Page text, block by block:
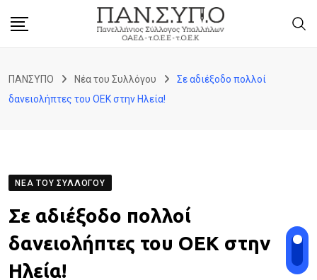
ΠΑΝΣΥΠΟ Νέα του Συλλόγου
Σε αδιέξοδο πολλοί
δανειολήπτες του ΟΕΚ στην Ηλεία!
ΝΈΑ ΤΟΥ ΣΥΛΛΌΓΟΥ
Σε αδιέξοδο πολλοί
δανειολήπτες του ΟΕΚ στην
Ηλεία!